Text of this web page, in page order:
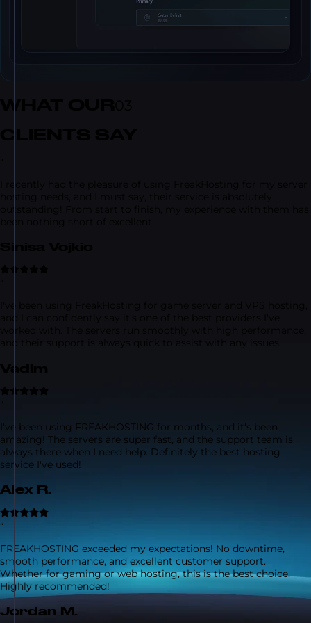
“
I've been using FREAKHOSTING for months, and it's been
amazing! The servers are super fast, and the support team is
always there when I need help. Definitely the best hosting
service I've used!
Alex R.
“
FREAKHOSTING exceeded my expectations! No downtime,
smooth performance, and excellent customer support.
Whether for gaming or web hosting, this is the best choice.
Highly recommended!
Jordan M.